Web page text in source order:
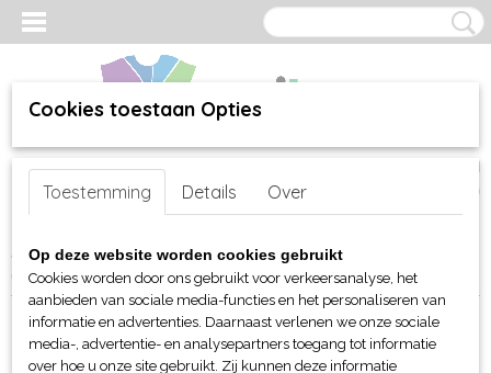
Inloggen Registreren
(0)
Home >webshop>Per merk >J. Harvest & Frost
(Dames en Heren)> JHF Black Bow 60 herenoverhemd
Cookies toestaan Opties
Toestemming Details Over
Op deze website worden cookies gebruikt
Cookies worden door ons gebruikt voor verkeersanalyse, het
aanbieden van sociale media-functies en het personaliseren van
informatie en advertenties. Daarnaast verlenen we onze sociale
media-, advertentie- en analysepartners toegang tot informatie
over hoe u onze site gebruikt. Zij kunnen deze informatie